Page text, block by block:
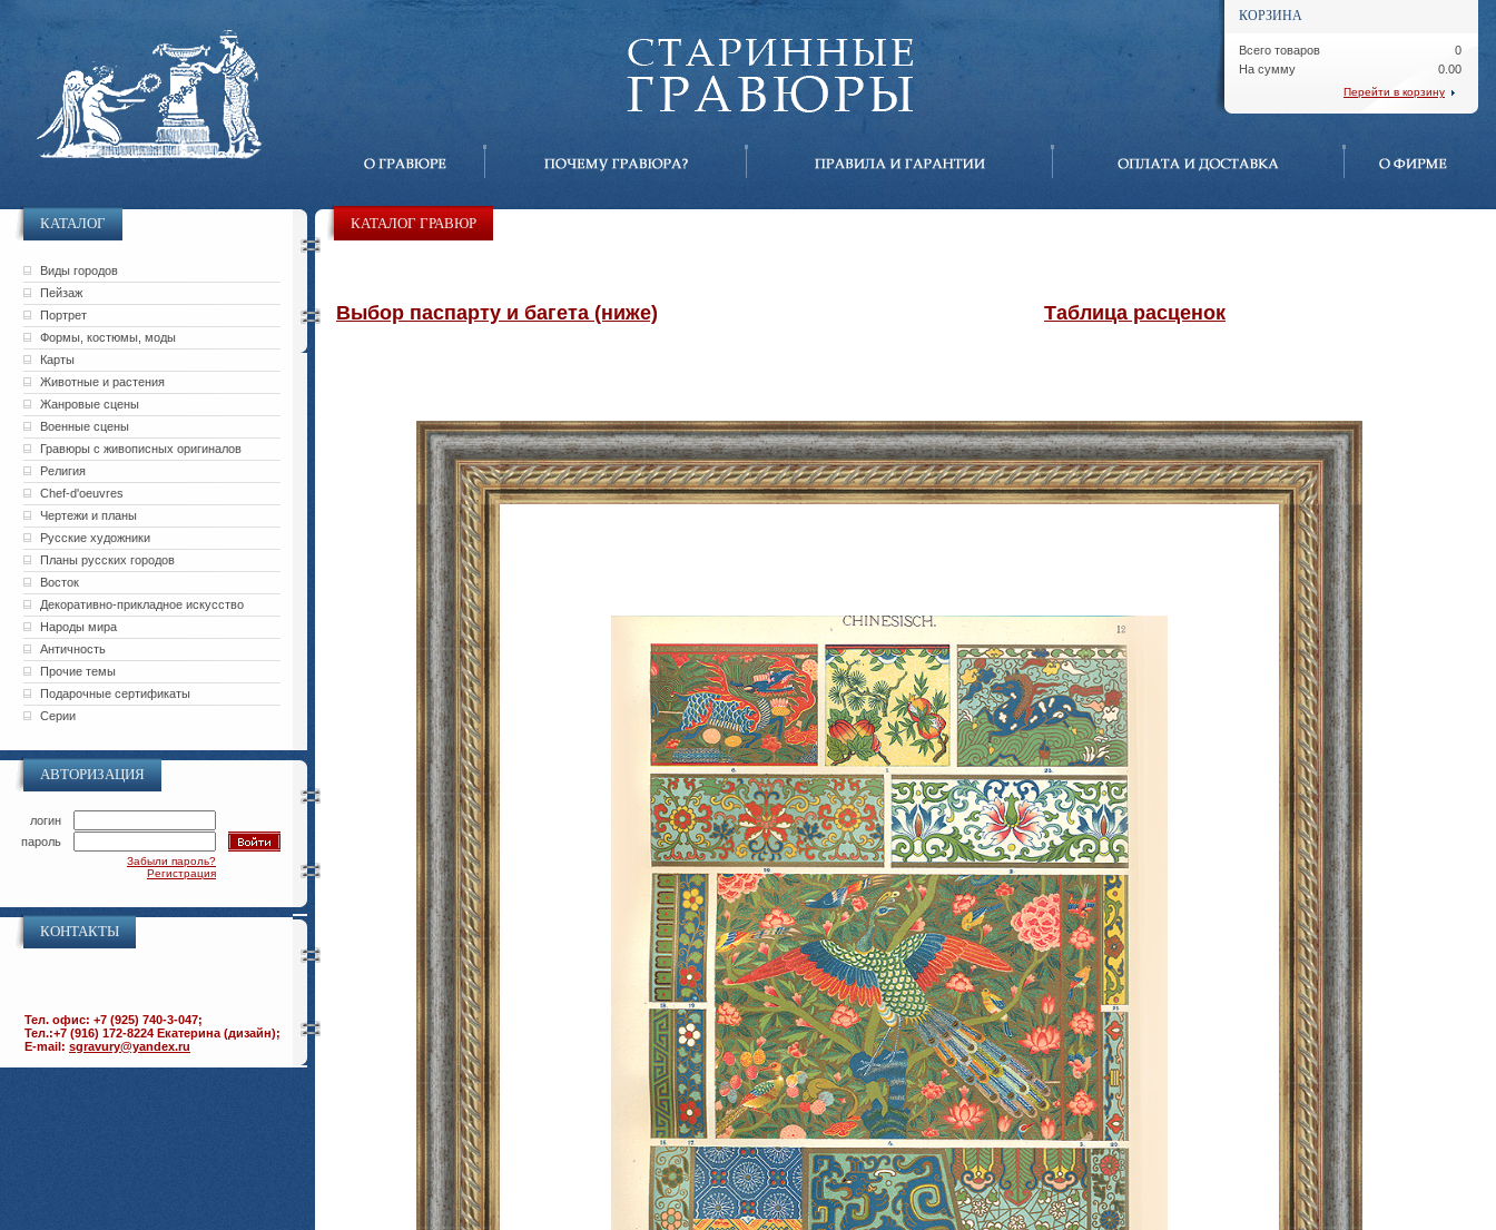
КОРЗИНА
Всего товаров
На сумму
0
0.00
Перейти в корзину
КАТАЛОГ
Виды городов
Пейзаж
Портрет
Формы, костюмы, моды
Карты
Животные и растения
Жанровые сцены
Военные сцены
Гравюры с живописных оригиналов
Религия
Chef-d'oeuvres
Чертежи и планы
Русские художники
Планы русских городов
Восток
Декоративно-прикладное искусство
Народы мира
Античность
Прочие темы
Подарочные сертификаты
Серии
АВТОРИЗАЦИЯ
логин
пароль
Забыли пароль?
Регистрация
КОНТАКТЫ
Тел. офис: +7 (925) 740-3-047;
Тел.:+7 (916) 172-8224 Екатерина (дизайн);
E-mail: sgravury@yandex.ru
КАТАЛОГ ГРАВЮР
Выбор паспарту и багета (ниже) Таблица расценок